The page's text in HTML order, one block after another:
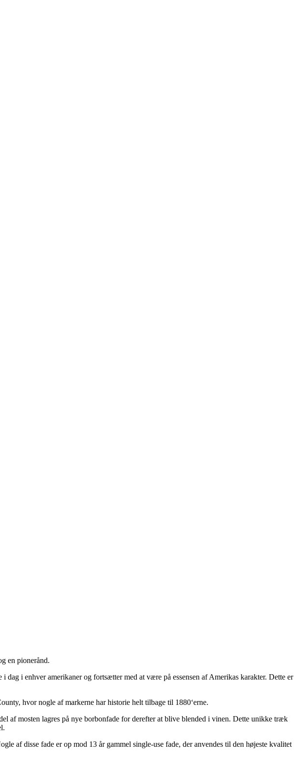
en pionerånd.
i enhver amerikaner og fortsætter med at være på essensen af Amerikas karakter. Dette er
hvor nogle af markerne har historie helt tilbage til 1880‘erne.
af mosten lagres på nye borbonfade for derefter at blive blended i vinen. Dette unikke træk
af disse fade er op mod 13 år gammel single-use fade, der anvendes til den højeste kvalitet